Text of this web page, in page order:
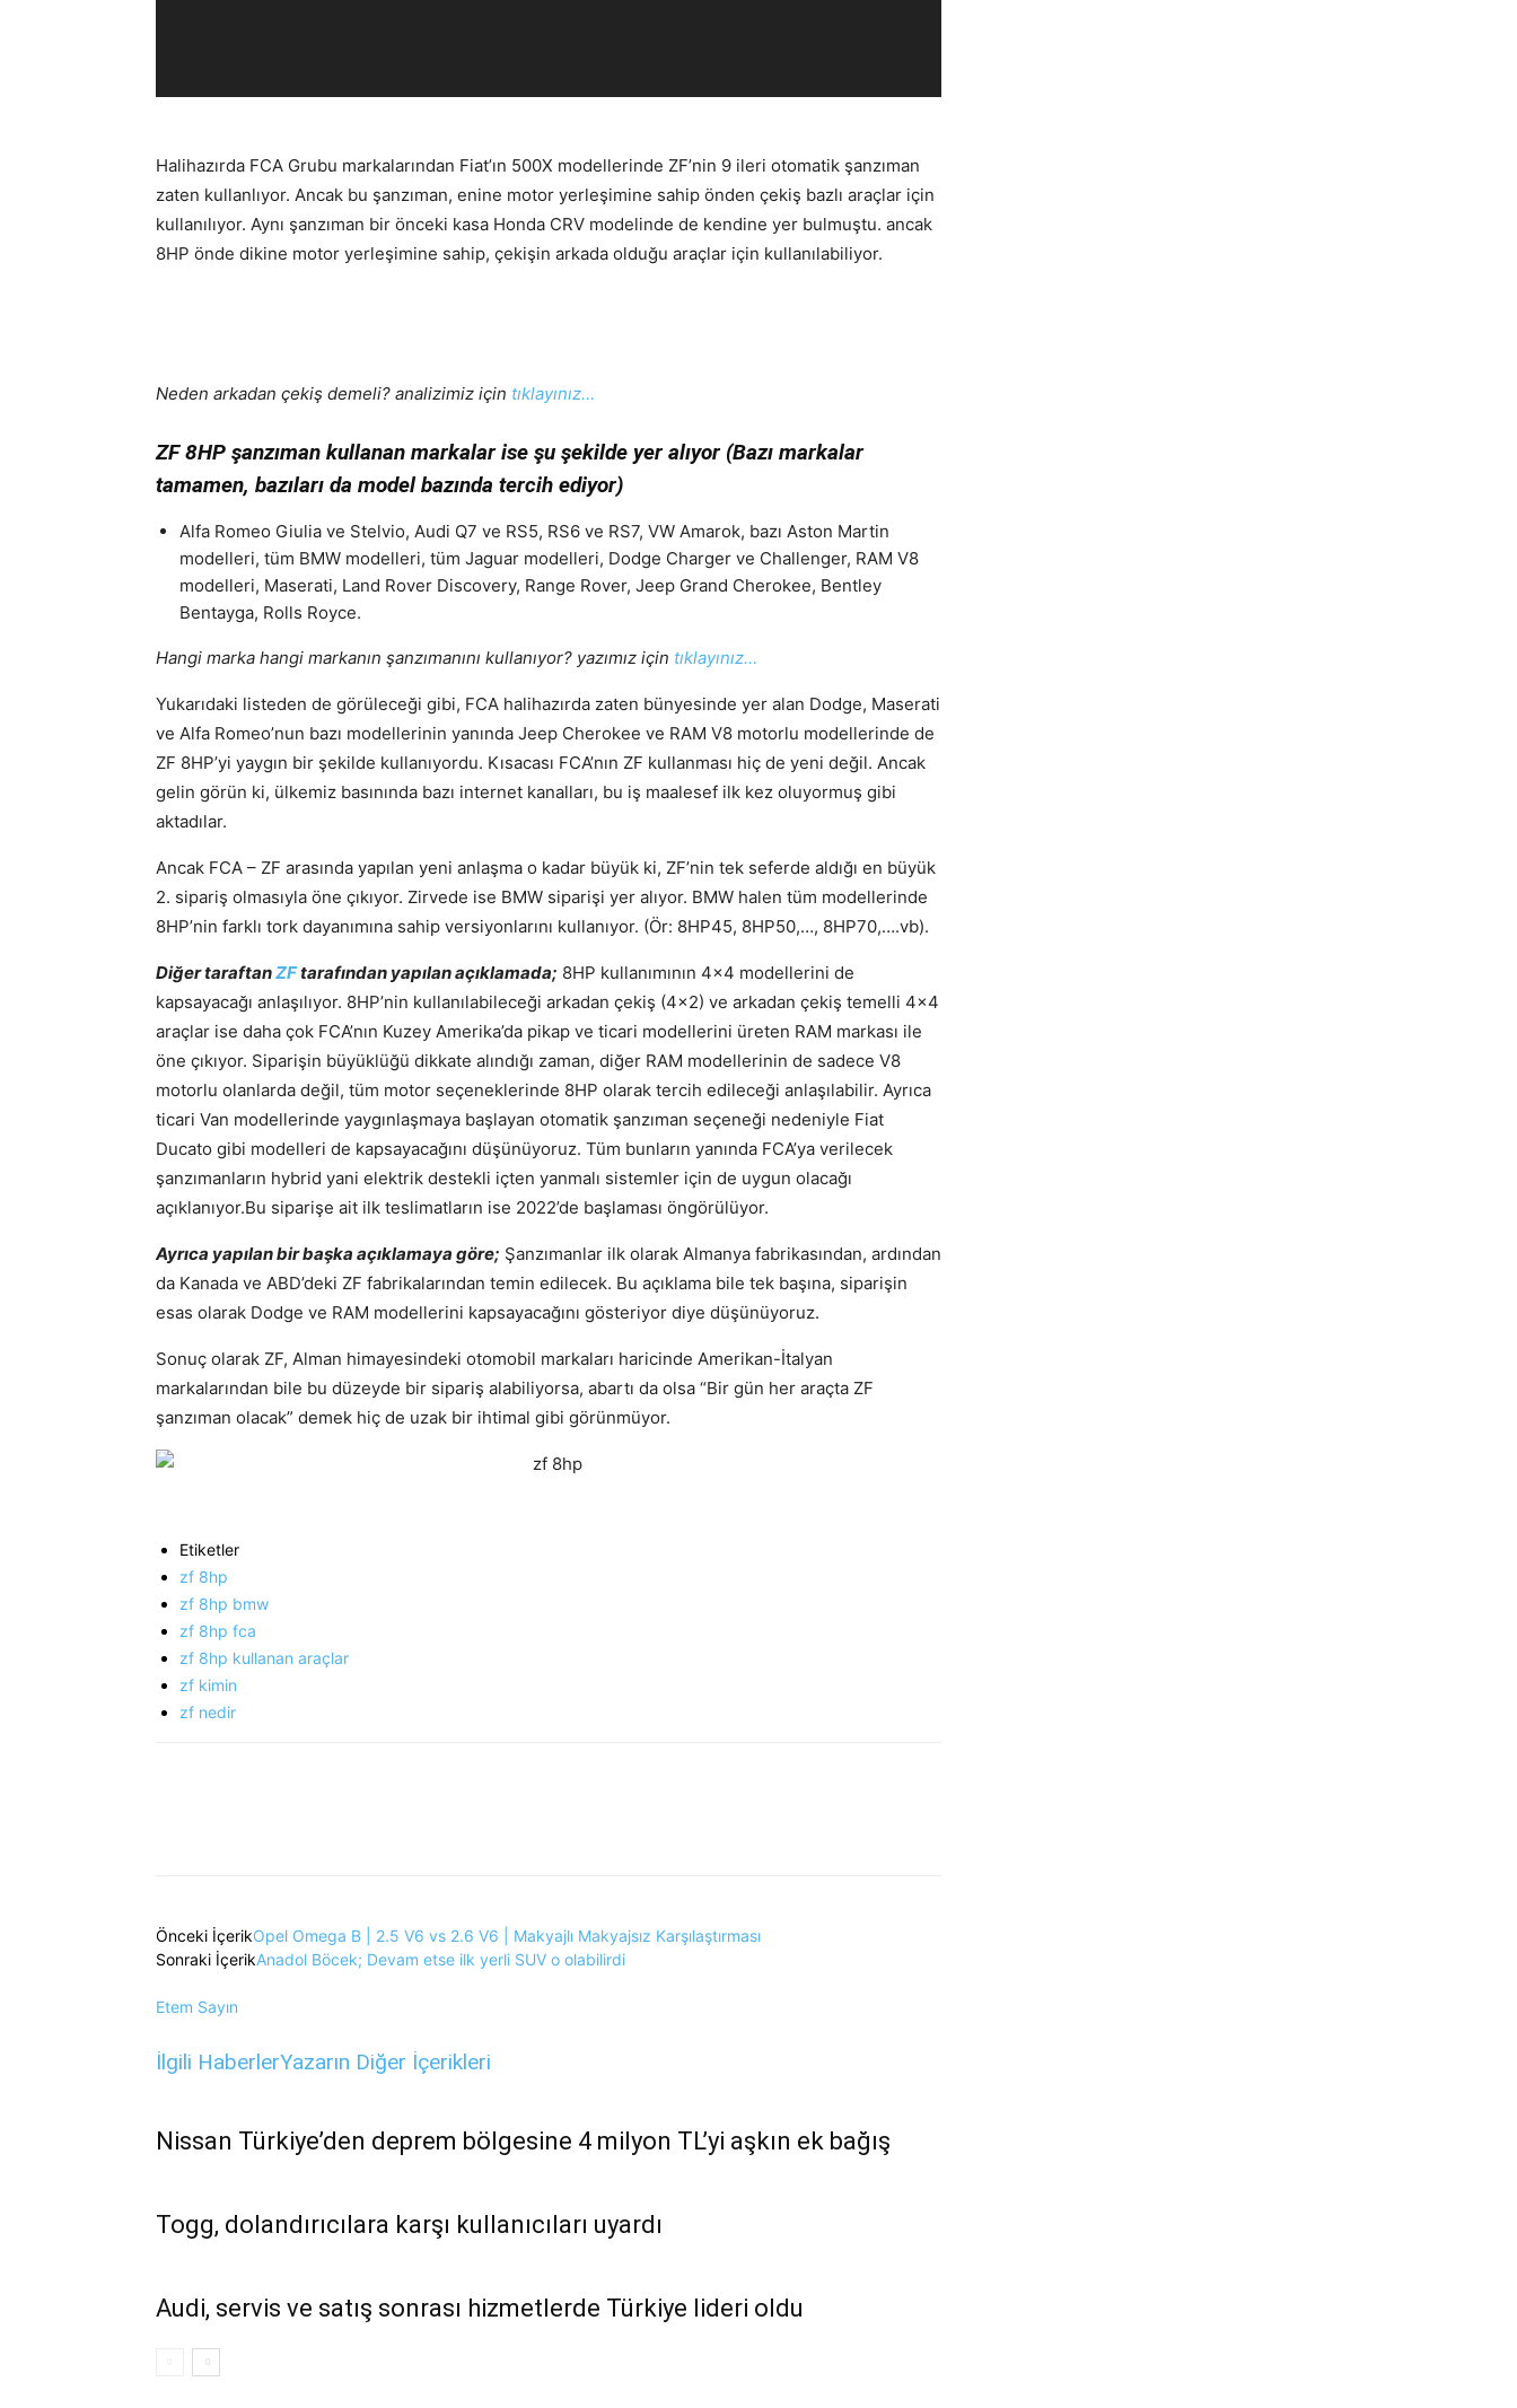
Halihazırda FCA Grubu markalarından Fiat’ın 500X modellerinde ZF’nin 9 ileri otomatik şanzıman
zaten kullanlıyor. Ancak bu şanzıman, enine motor yerleşimine sahip önden çekiş bazlı araçlar için
kullanılıyor. Aynı şanzıman bir önceki kasa Honda CRV modelinde de kendine yer bulmuştu. ancak
8HP önde dikine motor yerleşimine sahip, çekişin arkada olduğu araçlar için kullanılabiliyor.
Neden arkadan çekiş demeli? analizimiz için tıklayınız…
ZF 8HP şanzıman kullanan markalar ise şu şekilde yer alıyor (Bazı markalar
tamamen, bazıları da model bazında tercih ediyor)
Alfa Romeo Giulia ve Stelvio, Audi Q7 ve RS5, RS6 ve RS7, VW Amarok, bazı Aston Martin
modelleri, tüm BMW modelleri, tüm Jaguar modelleri, Dodge Charger ve Challenger, RAM V8
modelleri, Maserati, Land Rover Discovery, Range Rover, Jeep Grand Cherokee, Bentley
Bentayga, Rolls Royce.
Hangi marka hangi markanın şanzımanını kullanıyor? yazımız için tıklayınız…
Yukarıdaki listeden de görüleceği gibi, FCA halihazırda zaten bünyesinde yer alan Dodge, Maserati
ve Alfa Romeo’nun bazı modellerinin yanında Jeep Cherokee ve RAM V8 motorlu modellerinde de
ZF 8HP’yi yaygın bir şekilde kullanıyordu. Kısacası FCA’nın ZF kullanması hiç de yeni değil. Ancak
gelin görün ki, ülkemiz basınında bazı internet kanalları, bu iş maalesef ilk kez oluyormuş gibi
aktadılar.
Ancak FCA – ZF arasında yapılan yeni anlaşma o kadar büyük ki, ZF’nin tek seferde aldığı en büyük
2. sipariş olmasıyla öne çıkıyor. Zirvede ise BMW siparişi yer alıyor. BMW halen tüm modellerinde
8HP’nin farklı tork dayanımına sahip versiyonlarını kullanıyor. (Ör: 8HP45, 8HP50,…, 8HP70,….vb).
Diğer taraftanZFtarafından yapılan açıklamada; 8HP kullanımının 4×4 modellerini de
kapsayacağı anlaşılıyor. 8HP’nin kullanılabileceği arkadan çekiş (4×2) ve arkadan çekiş temelli 4×4
araçlar ise daha çok FCA’nın Kuzey Amerika’da pikap ve ticari modellerini üreten RAM markası ile
öne çıkıyor. Siparişin büyüklüğü dikkate alındığı zaman, diğer RAM modellerinin de sadece V8
motorlu olanlarda değil, tüm motor seçeneklerinde 8HP olarak tercih edileceği anlaşılabilir. Ayrıca
ticari Van modellerinde yaygınlaşmaya başlayan otomatik şanzıman seçeneği nedeniyle Fiat
Ducato gibi modelleri de kapsayacağını düşünüyoruz. Tüm bunların yanında FCA’ya verilecek
şanzımanların hybrid yani elektrik destekli içten yanmalı sistemler için de uygun olacağı
açıklanıyor.Bu siparişe ait ilk teslimatların ise 2022’de başlaması öngörülüyor.
Ayrıca yapılan bir başka açıklamaya göre; Şanzımanlar ilk olarak Almanya fabrikasından, ardından
da Kanada ve ABD’deki ZF fabrikalarından temin edilecek. Bu açıklama bile tek başına, siparişin
esas olarak Dodge ve RAM modellerini kapsayacağını gösteriyor diye düşünüyoruz.
Sonuç olarak ZF, Alman himayesindeki otomobil markaları haricinde Amerikan-İtalyan
markalarından bile bu düzeyde bir sipariş alabiliyorsa, abartı da olsa “Bir gün her araçta ZF
şanzıman olacak” demek hiç de uzak bir ihtimal gibi görünmüyor.
Etiketler
zf 8hp
zf 8hp bmw
zf 8hp fca
zf 8hp kullanan araçlar
zf kimin
zf nedir
Önceki İçerikOpel Omega B | 2.5 V6 vs 2.6 V6 | Makyajlı Makyajsız Karşılaştırması
Sonraki İçerikAnadol Böcek; Devam etse ilk yerli SUV o olabilirdi
Etem Sayın
İlgili HaberlerYazarın Diğer İçerikleri
Nissan Türkiye’den deprem bölgesine 4 milyon TL’yi aşkın ek bağış
Togg, dolandırıcılara karşı kullanıcıları uyardı
Audi, servis ve satış sonrası hizmetlerde Türkiye lideri oldu